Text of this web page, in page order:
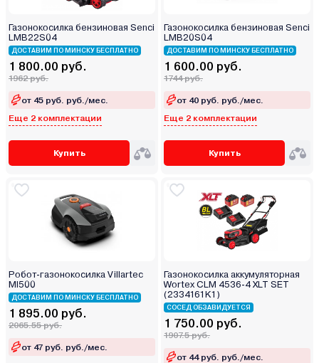
Газонокосилка бензиновая Senci
LMB22S04
ДОСТАВИМ ПО МИНСКУ БЕСПЛАТНО
1 800.00 руб.
1962 руб.
от 45 руб. руб./мес.
Еще 2 комплектации
Купить
Газонокосилка бензиновая Senci
LMB20S04
ДОСТАВИМ ПО МИНСКУ БЕСПЛАТНО
1 600.00 руб.
1744 руб.
от 40 руб. руб./мес.
Еще 2 комплектации
Купить
Робот-газонокосилка Villartec
MI500
ДОСТАВИМ ПО МИНСКУ БЕСПЛАТНО
1 895.00 руб.
2065.55 руб.
от 47 руб. руб./мес.
Газонокосилка аккумуляторная
Wortex CLM 4536-4 XLT SET
(2334161K1)
СОСЕД ОБЗАВИДУЕТСЯ
1 750.00 руб.
1907.5 руб.
от 44 руб. руб./мес.